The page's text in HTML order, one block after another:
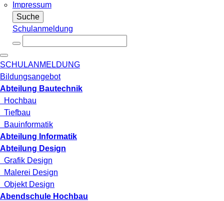
Impressum
Suche
Schulanmeldung
SCHULANMELDUNG
Bildungsangebot
Abteilung Bautechnik
Hochbau
Tiefbau
Bauinformatik
Abteilung Informatik
Abteilung Design
Grafik Design
Malerei Design
Objekt Design
Abendschule Hochbau